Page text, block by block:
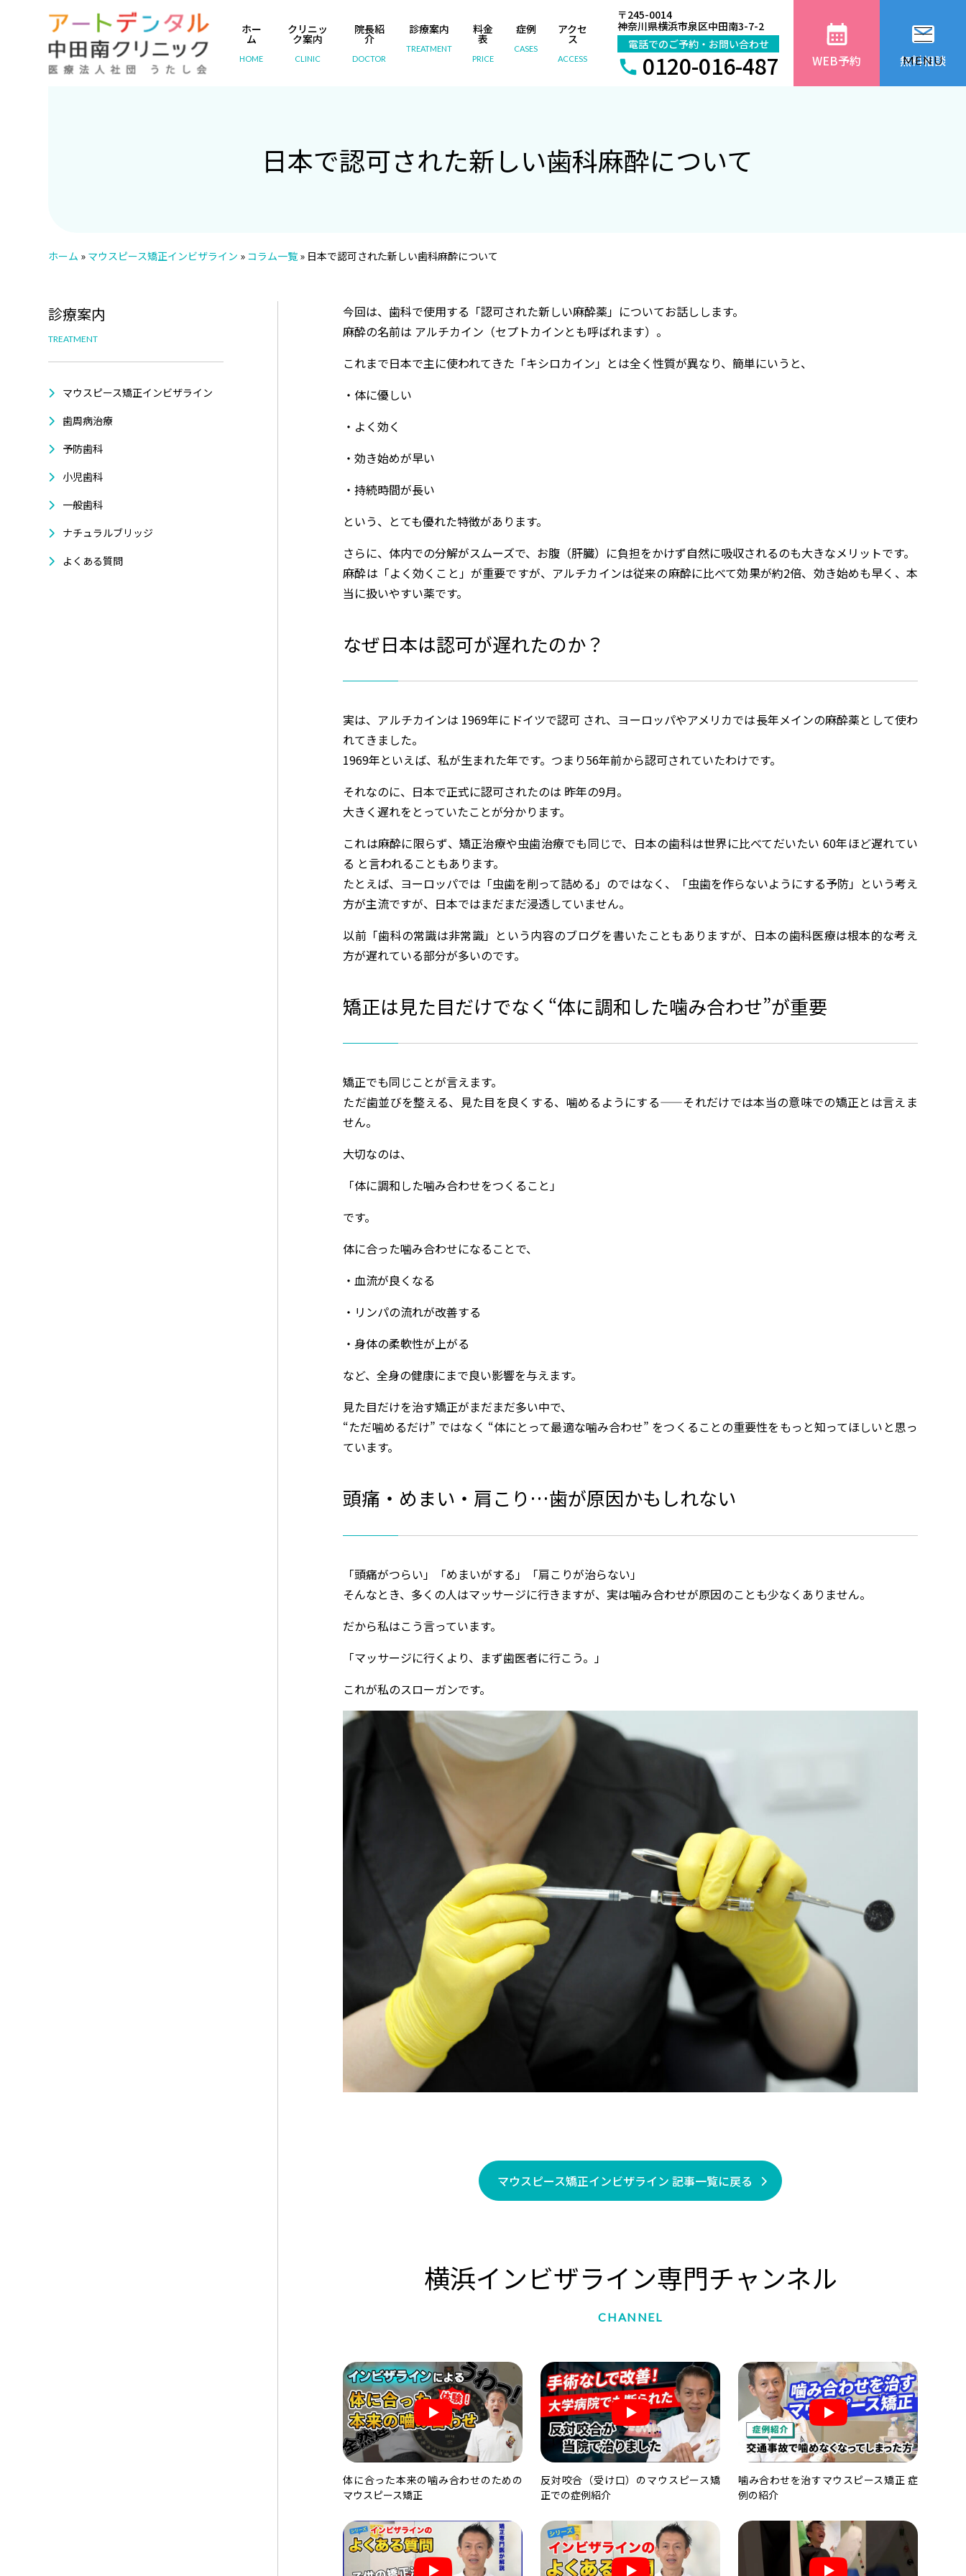
ホー
ム
HOME
クリニッ
ク案内
CLINIC
院長紹
介
DOCTOR
診療案内
TREATMENT
料金
表
PRICE
症例
CASES
アクセ
ス
ACCESS
〒245-0014
神奈川県横浜市泉区中田南3-7-2
電話でのご予約・お問い合わせ
0120-016-487 WEB予約 無料相談
MENU
日本で認可された新しい歯科麻酔について
ホーム » マウスピース矯正インビザライン » コラム一覧 » 日本で認可された新しい歯科麻酔について
診療案内
TREATMENT
マウスピース矯正インビザライン
歯周病治療
予防歯科
小児歯科
一般歯科
ナチュラルブリッジ
よくある質問
今回は、歯科で使用する「認可された新しい麻酔薬」についてお話しします。
麻酔の名前は アルチカイン（セプトカインとも呼ばれます）。
これまで日本で主に使われてきた「キシロカイン」とは全く性質が異なり、簡単にいうと、
・体に優しい
・よく効く
・効き始めが早い
・持続時間が長い
という、とても優れた特徴があります。
さらに、体内での分解がスムーズで、お腹（肝臓）に負担をかけず自然に吸収されるのも大きなメリットです。
麻酔は「よく効くこと」が重要ですが、アルチカインは従来の麻酔に比べて効果が約2倍、効き始めも早く、本
当に扱いやすい薬です。
なぜ日本は認可が遅れたのか？
実は、アルチカインは 1969年にドイツで認可 され、ヨーロッパやアメリカでは長年メインの麻酔薬として使わ
れてきました。
1969年といえば、私が生まれた年です。つまり56年前から認可されていたわけです。
それなのに、日本で正式に認可されたのは 昨年の9月。
大きく遅れをとっていたことが分かります。
これは麻酔に限らず、矯正治療や虫歯治療でも同じで、日本の歯科は世界に比べてだいたい 60年ほど遅れてい
る と言われることもあります。
たとえば、ヨーロッパでは「虫歯を削って詰める」のではなく、「虫歯を作らないようにする予防」という考え
方が主流ですが、日本ではまだまだ浸透していません。
以前「歯科の常識は非常識」という内容のブログを書いたこともありますが、日本の歯科医療は根本的な考え
方が遅れている部分が多いのです。
矯正は見た目だけでなく“体に調和した噛み合わせ”が重要
矯正でも同じことが言えます。
ただ歯並びを整える、見た目を良くする、噛めるようにする——それだけでは本当の意味での矯正とは言えま
せん。
大切なのは、
「体に調和した噛み合わせをつくること」
です。
体に合った噛み合わせになることで、
・血流が良くなる
・リンパの流れが改善する
・身体の柔軟性が上がる
など、全身の健康にまで良い影響を与えます。
見た目だけを治す矯正がまだまだ多い中で、
“ただ噛めるだけ” ではなく “体にとって最適な噛み合わせ” をつくることの重要性をもっと知ってほしいと思っ
ています。
頭痛・めまい・肩こり…歯が原因かもしれない
「頭痛がつらい」「めまいがする」「肩こりが治らない」
そんなとき、多くの人はマッサージに行きますが、実は噛み合わせが原因のことも少なくありません。
だから私はこう言っています。
「マッサージに行くより、まず歯医者に行こう。」
これが私のスローガンです。
マウスピース矯正インビザライン 記事一覧に戻る
横浜インビザライン専門チャンネル
CHANNEL
体に合った本来の噛み合わせのための
マウスピース矯正
反対咬合（受け口）のマウスピース矯
正での症例紹介
噛み合わせを治すマウスピース矯正 症
例の紹介